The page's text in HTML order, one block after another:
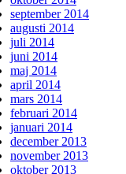
september 2014
augusti 2014
juli 2014
juni 2014
maj 2014
april 2014
mars 2014
februari 2014
januari 2014
december 2013
november 2013
oktober 2013